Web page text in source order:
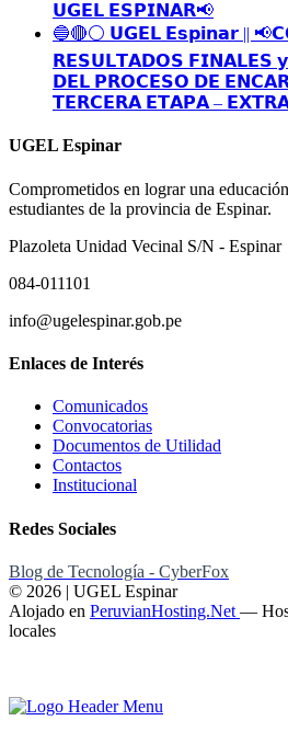
𝗨𝗚𝗘𝗟 𝗘𝗦𝗣𝗜𝗡𝗔𝗥📢
🔵🔴⚪️ 𝗨𝗚𝗘𝗟 𝗘𝘀𝗽𝗶𝗻𝗮𝗿 ||
𝗥𝗘𝗦𝗨𝗟𝗧𝗔𝗗𝗢𝗦 𝗙𝗜𝗡𝗔𝗟𝗘𝗦
𝗗𝗘𝗟 𝗣𝗥𝗢𝗖𝗘𝗦𝗢 𝗗𝗘
𝗧𝗘𝗥𝗖𝗘𝗥𝗔 𝗘𝗧𝗔𝗣𝗔 –
UGEL Espinar
Comprometidos en lograr una
estudiantes de la provincia de Espinar.
Plazoleta Unidad Vecinal S/N - Espinar
084-011101
info@ugelespinar.gob.pe
Enlaces de Interés
Comunicados
Convocatorias
Documentos de Utilidad
Contactos
Institucional
Redes Sociales
Blog de Tecnología - CyberFox
© 2026 | UGEL Espinar
Alojado en PeruvianHosting.Net —
locales